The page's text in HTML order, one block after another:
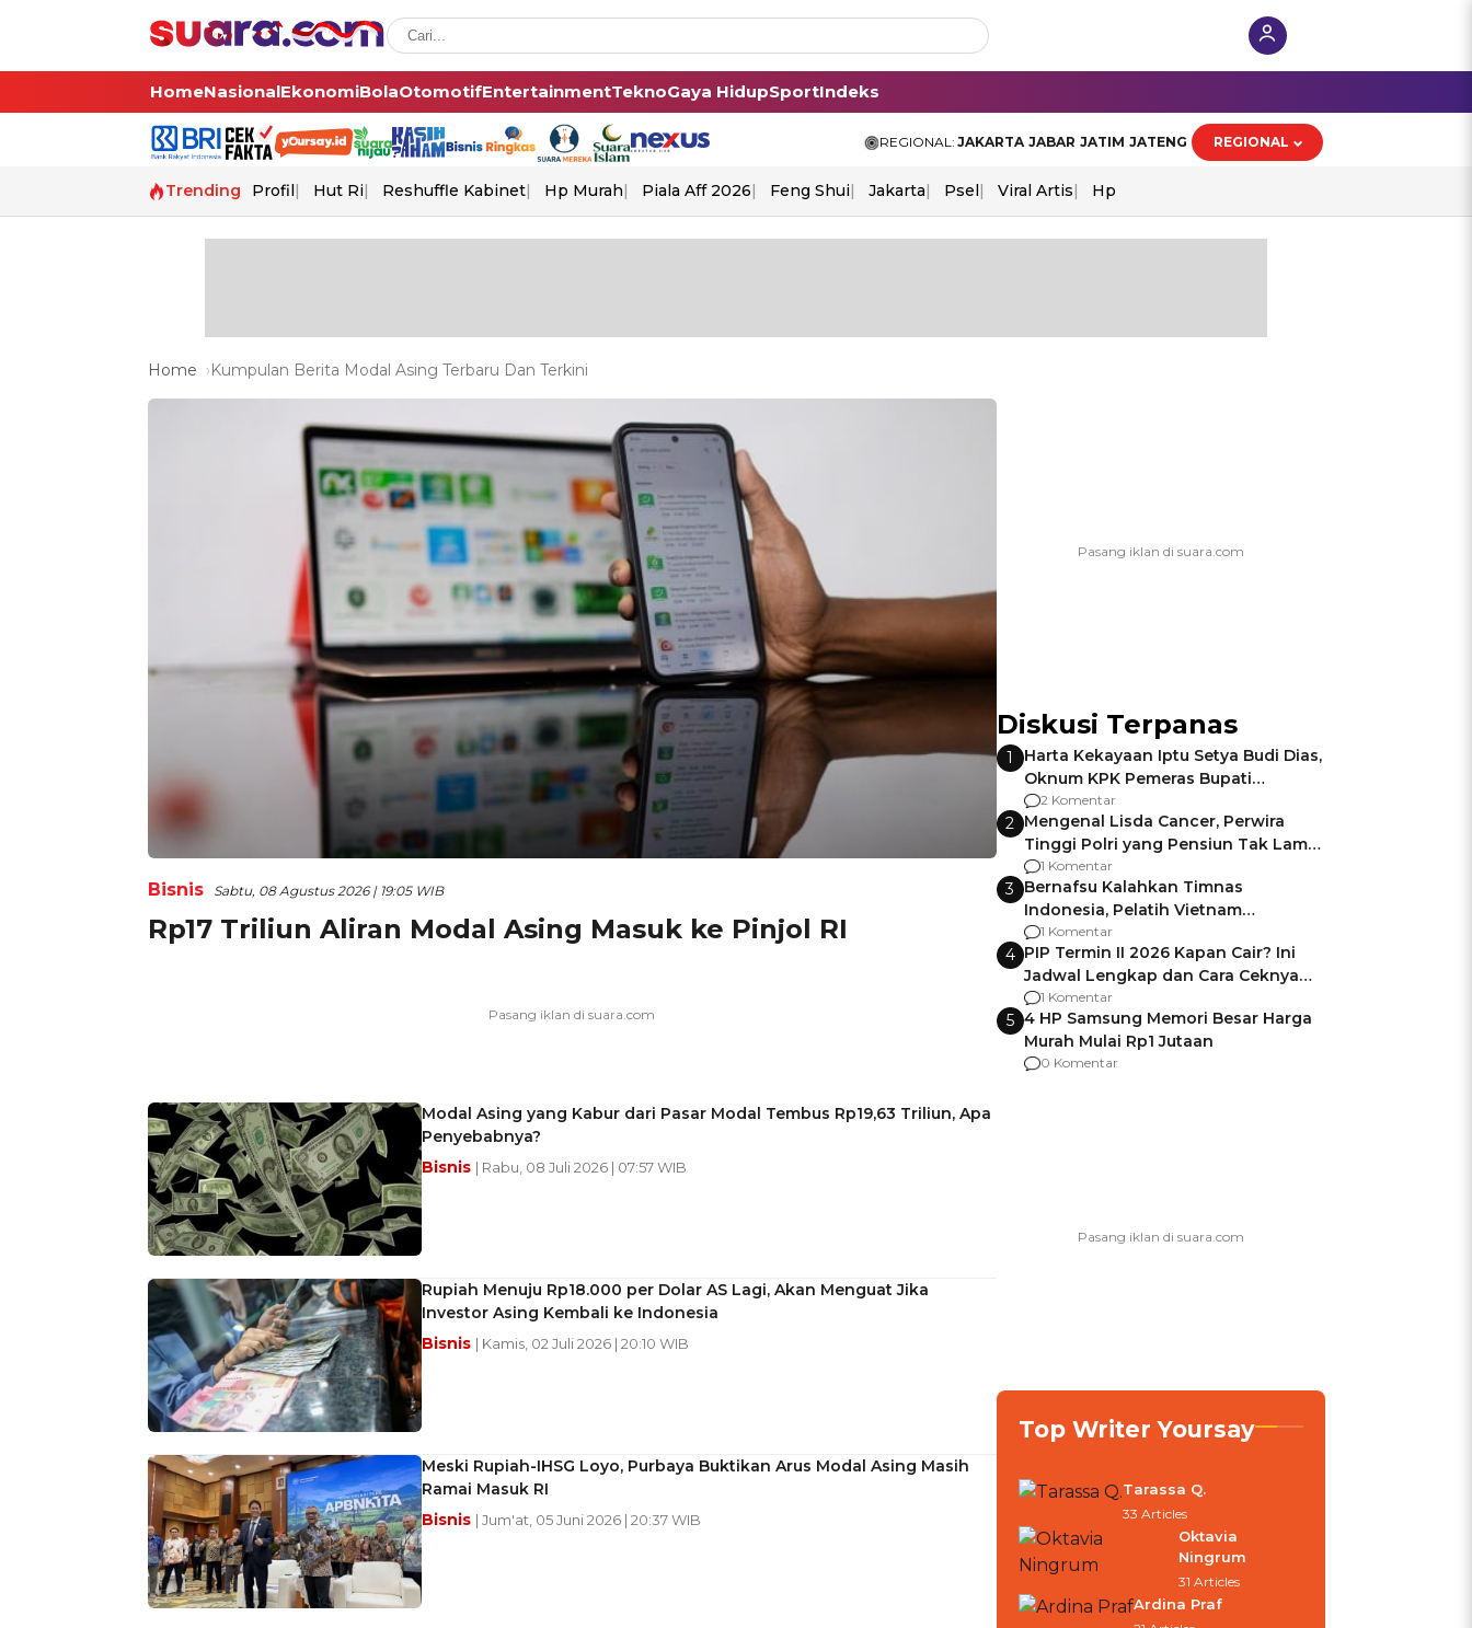
HomeNasionalEkonomiBolaOtomotifEntertainmentTeknoGaya HidupSportIndeks
REGIONAL: JAKARTA JABAR JATIM JATENG REGIONAL
Trending Profil Hut Ri Reshuffle Kabinet Hp Murah Piala Aff 2026 Feng Shui Jakarta Psel Viral Artis Hp
Home Kumpulan Berita Modal Asing Terbaru Dan Terkini
Bisnis Sabtu, 08 Agustus 2026 | 19:05 WIB
Rp17 Triliun Aliran Modal Asing Masuk ke Pinjol RI
Modal Asing yang Kabur dari Pasar Modal Tembus Rp19,63 Triliun, Apa
Penyebabnya?
Bisnis | Rabu, 08 Juli 2026 | 07:57 WIB
Rupiah Menuju Rp18.000 per Dolar AS Lagi, Akan Menguat Jika
Investor Asing Kembali ke Indonesia
Bisnis | Kamis, 02 Juli 2026 | 20:10 WIB
Meski Rupiah-IHSG Loyo, Purbaya Buktikan Arus Modal Asing Masih
Ramai Masuk RI
Bisnis | Jum'at, 05 Juni 2026 | 20:37 WIB
Diskusi Terpanas
1
Harta Kekayaan Iptu Setya Budi Dias,
Oknum KPK Pemeras Bupati
Pemalang
2 Komentar
2 Mengenal Lisda Cancer, Perwira
Tinggi Polri yang Pensiun Tak Lama
Usai Jadi Brigjen
1 Komentar
3 Bernafsu Kalahkan Timnas
Indonesia, Pelatih Vietnam
Berencana Pakai Jimat di Pakansari
1 Komentar
4 PIP Termin II 2026 Kapan Cair? Ini
Jadwal Lengkap dan Cara Ceknya
agar Dana Tidak Hangus!
1 Komentar
5 4 HP Samsung Memori Besar Harga
Murah Mulai Rp1 Jutaan
0 Komentar
Top Writer Yoursay
Tarassa Q.
33 Articles
Oktavia
Ningrum
31 Articles
Ardina Praf